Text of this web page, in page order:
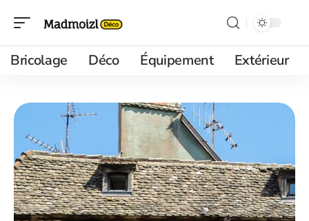
Bricolage Déco Équipement Extérieur